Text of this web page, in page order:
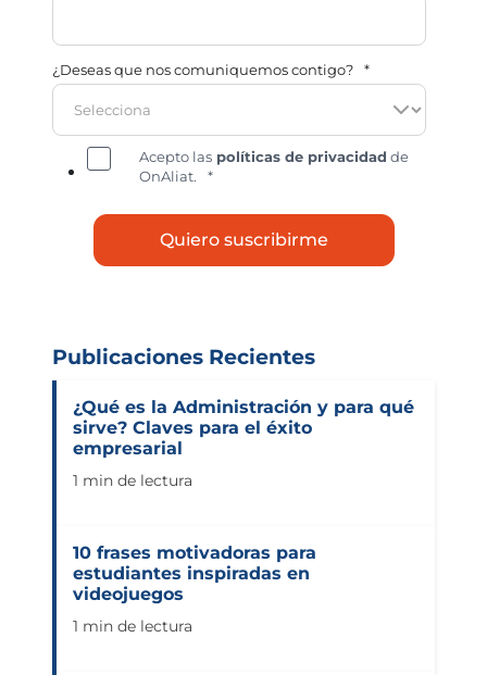
¿Deseas que nos comuniquemos contigo? *
Acepto las políticas de privacidad de
OnAliat.
*
Publicaciones Recientes
¿Qué es la Administración y para qué
sirve? Claves para el éxito
empresarial
1 min de lectura
10 frases motivadoras para
estudiantes inspiradas en
videojuegos
1 min de lectura